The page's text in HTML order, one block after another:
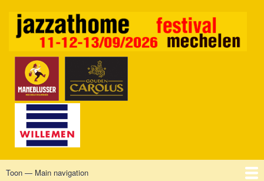
de
Main
Toon — Main navigation